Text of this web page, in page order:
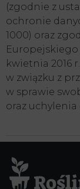
(zgodnie z
ochronie
1000) oraz
Europejskiego
kwietnia 2016
w związku z
w sprawie
oraz uchylenia